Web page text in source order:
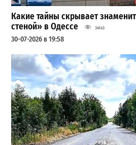
Какие тайны скрывает
стеной» в Одессе
34143
30-07-2026 в 19:58